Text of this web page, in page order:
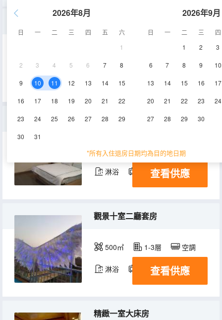
2026年8月
日 一 二 三 四 五
六
1
2 3 4 5 6 7 8
9 10 11 12 13 14 15
16 17 18 19 20 21 22
23 24 25 26 27 28 29
30 31
2026年9月
日 一 二 三
四
1
2 3
6 7 8 9 10
13 14 15 16 17
20 21 22 23 24
27 28 29 30
*所有入住退房日期均為目的地日期
空調
温馨一室大床房
20㎡ 1-20層 空調
淋浴 電視機
查看供應
觀景十室二廳套房
500㎡ 1-3層 空調
淋浴 電視機
查看供應
精緻一室大床房